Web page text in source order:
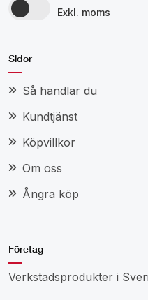
Exkl. moms
Sidor
Så handlar du
Kundtjänst
Köpvillkor
Om oss
Ångra köp
Företag
Verkstadsprodukter i